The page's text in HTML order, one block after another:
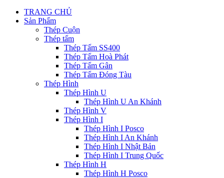
TRANG CHỦ
Sản Phẩm
Thép Cuộn
Thép tấm
Thép Tấm SS400
Thép Tấm Hoà Phát
Thép Tấm Gân
Thép Tấm Đóng Tàu
Thép Hình
Thép Hình U
Thép Hình U An Khánh
Thép Hình V
Thép Hình I
Thép Hình I Posco
Thép Hình I An Khánh
Thép Hình I Nhật Bản
Thép Hình I Trung Quốc
Thép Hình H
Thép Hình H Posco